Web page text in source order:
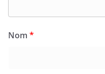
Nom *